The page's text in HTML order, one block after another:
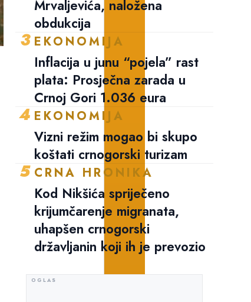
Mrvaljevića, naložena
obdukcija
3 EKONOMIJA
Inflacija u junu “pojela” rast
plata: Prosječna zarada u
Crnoj Gori 1.036 eura
4 EKONOMIJA
Vizni režim mogao bi skupo
koštati crnogorski turizam
5 CRNA HRONIKA
Kod Nikšića spriječeno
krijumčarenje migranata,
uhapšen crnogorski
državljanin koji ih je prevozio